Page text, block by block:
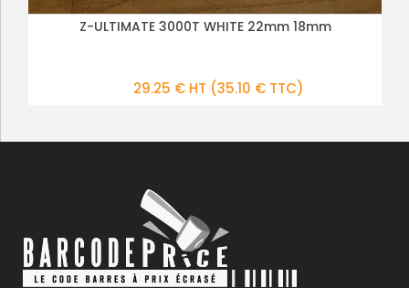
Z-ULTIMATE 3000T WHITE 22mm 18mm
29.25 € HT (35.10 € TTC)